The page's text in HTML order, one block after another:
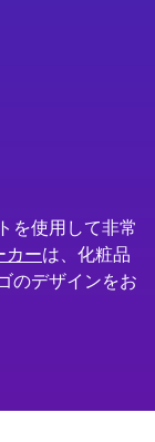
を使用して非常
カーは、化粧品
のデザインをお